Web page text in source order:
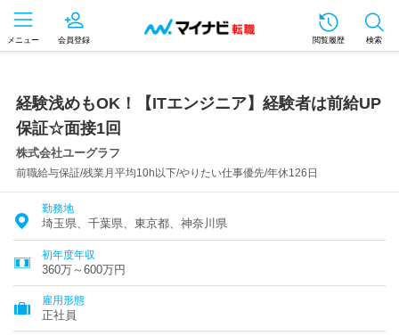
メニュー 会員登録 閲覧履歴 検索
経験浅めもOK！【ITエンジニア】経験者は前給UP
保証☆面接1回
株式会社ユーグラフ
前職給与保証/残業月平均10h以下/やりたい仕事優先/年休126日
勤務地
埼玉県、千葉県、東京都、神奈川県
初年度年収
360万～600万円
雇用形態
正社員